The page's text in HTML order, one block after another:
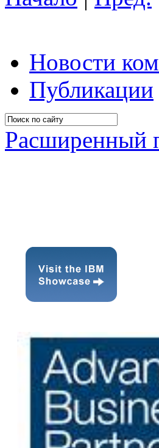
Новости
Публикации
Расширенный